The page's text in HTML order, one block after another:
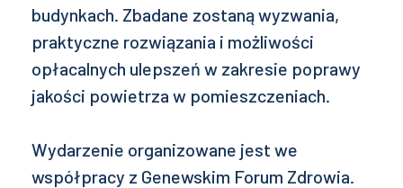
budynkach. Zbadane zostaną wyzwania,
praktyczne rozwiązania i możliwości
opłacalnych ulepszeń w zakresie poprawy
jakości powietrza w pomieszczeniach.
Wydarzenie organizowane jest we
współpracy z Genewskim Forum Zdrowia.